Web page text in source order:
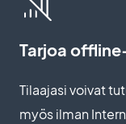
Tarjoa
Tilaajasi voivat
myös ilman